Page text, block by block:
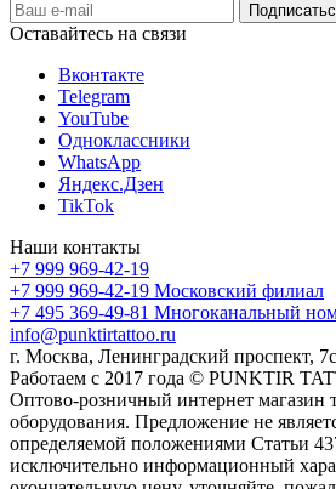
Оставайтесь на связи
Вконтакте
Telegram
YouTube
Одноклассники
WhatsApp
Яндекс.Дзен
TikTok
Наши контакты
+7 999 969-42-19
+7 999 969-42-19 Московский филиал
+7 495 369-49-81 Многоканальный
info@punktirtattoo.ru
г. Москва, Ленинградский проспект,
Работаем с 2017 года © PUNKTIR
Оптово-розничный интернет магазин
оборудования. Предложение не
определяемой положениями Статьи
исключительно информационный